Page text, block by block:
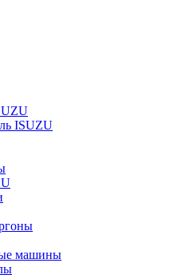
ISUZU
машины